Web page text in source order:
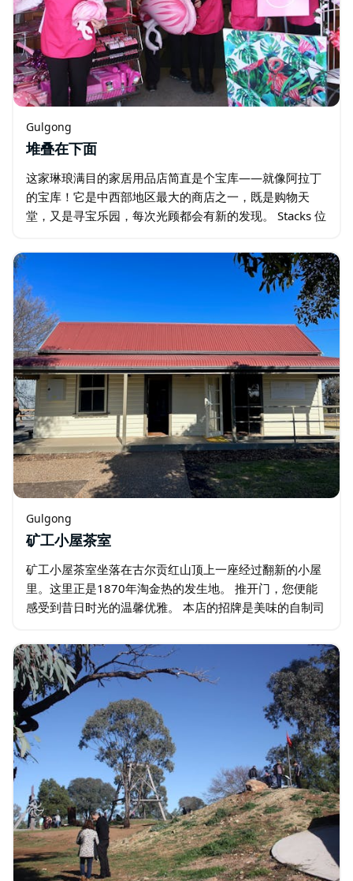
Gulgong
堆叠在下面
这家琳琅满目的家居用品店简直是个宝库——就像阿拉丁
的宝库！它是中西部地区最大的商店之一，既是购物天
堂，又是寻宝乐园，每次光顾都会有新的发现。 Stacks 位
纪 70 年代，经过精心翻修…
Gulgong
矿工小屋茶室
矿工小屋茶室坐落在古尔贡红山顶上一座经过翻新的小屋
里。这里正是1870年淘金热的发生地。 推开门，您便能
感受到昔日时光的温馨优雅。 本店的招牌是美味的自制司
包括各种口味的法式薄饼…